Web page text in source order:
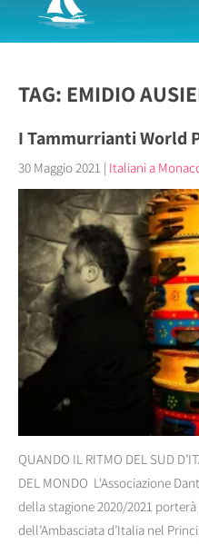
TAG: EMIDIO
I Tammurrianti World
30 Maggio 2021 | Italiani a
QUANDO IL RITMO DEL SUD
DEL MONDO L'Associazione
della stagione 2020/2021
dell’Ambasciata d’Italia nel